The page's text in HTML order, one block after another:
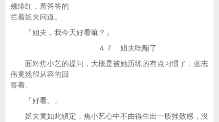
颊绯红，羞答答的
拦着姐夫问道。
「姐夫，我今天好看嘛？」
４７ 姐夫吃醋了
面对焦小艺的提问，大概是被她历练的有点习惯了，蓝志
伟竟然很从容的回
答着。
「好看。」
姐夫竟如此镇定，焦小艺心中不由得生出一股挫败感，没